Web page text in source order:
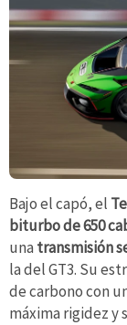
Bajo el capó, el
biturbo de 650
una transmisión
la del GT3. Su
de carbono con
máxima rigidez y